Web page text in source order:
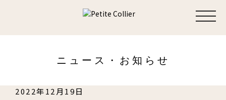
ニュース・お知らせ
2022年12月19日